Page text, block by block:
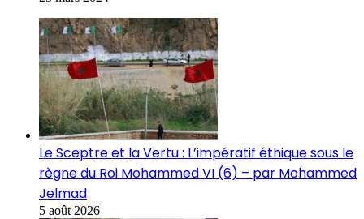
Le Sceptre et la Vertu : L’impératif éthique sous le
règne du Roi Mohammed VI (6) – par Mohammed
Jelmad
5 août 2026